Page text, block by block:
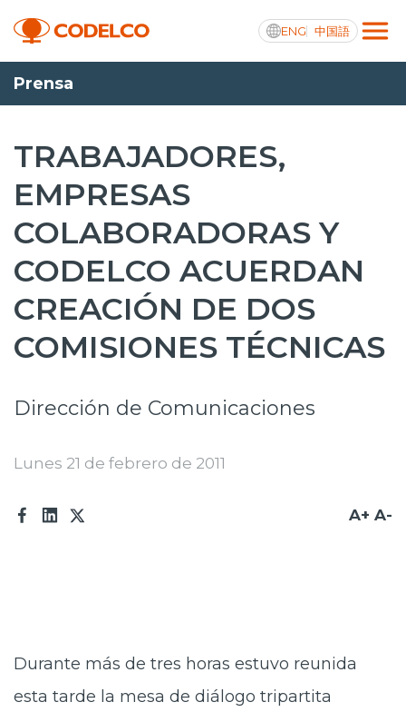
ENG 中国語
Transparencia activa
Nosotros
Operaciones
Proyectos
Sustentabilidad
Innovación
Trabaja en Codelco
Transparencia activa
Prensa
TRABAJADORES,
EMPRESAS
COLABORADORAS Y
CODELCO ACUERDAN
CREACIÓN DE DOS
COMISIONES TÉCNICAS
Dirección de Comunicaciones
Lunes 21 de febrero de 2011
A+ A-
Durante más de tres horas estuvo reunida
esta tarde la mesa de diálogo tripartita